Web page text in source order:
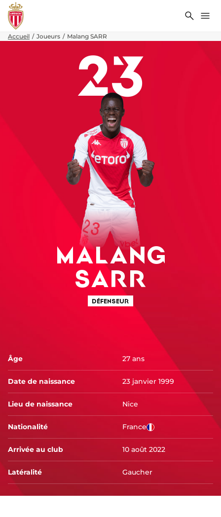
Accueil Joueurs Malang SARR
23
MALANG
SARR
DÉFENSEUR
Âge 27 ans
Date de naissance 23 janvier 1999
Lieu de naissance Nice
Nationalité France
Arrivée au club 10 août 2022
Latéralité Gaucher